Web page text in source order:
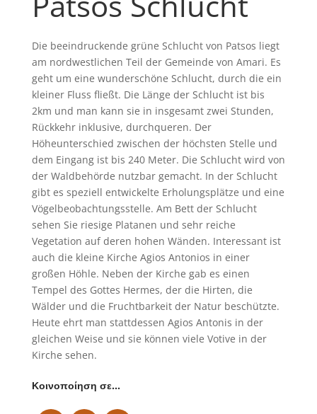
Die beeindruckende grüne Schlucht von Patsos liegt
am nordwestlichen Teil der Gemeinde von Amari. Es
geht um eine wunderschöne Schlucht, durch die ein
kleiner Fluss fließt. Die Länge der Schlucht ist bis
2km und man kann sie in insgesamt zwei Stunden,
Rückkehr inklusive, durchqueren. Der
Höheunterschied zwischen der höchsten Stelle und
dem Eingang ist bis 240 Meter. Die Schlucht wird von
der Waldbehörde nutzbar gemacht. In der Schlucht
gibt es speziell entwickelte Erholungsplätze und eine
Vögelbeobachtungsstelle. Am Bett der Schlucht
sehen Sie riesige Platanen und sehr reiche
Vegetation auf deren hohen Wänden. Interessant ist
auch die kleine Kirche Agios Antonios in einer
großen Höhle. Neben der Kirche gab es einen
Tempel des Gottes Hermes, der die Hirten, die
Wälder und die Fruchtbarkeit der Natur beschützte.
Heute ehrt man stattdessen Agios Antonis in der
gleichen Weise und sie können viele Votive in der
Kirche sehen.
Κοινοποίηση σε…